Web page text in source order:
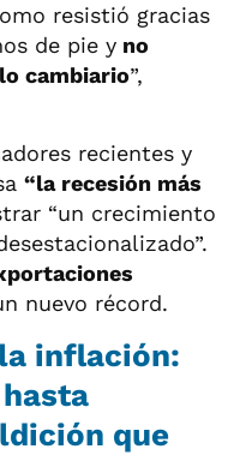
resistió gracias
de pie y no
cambiario”,
recientes y
“la recesión más
“un crecimiento
nuevo récord.
inflación:
que